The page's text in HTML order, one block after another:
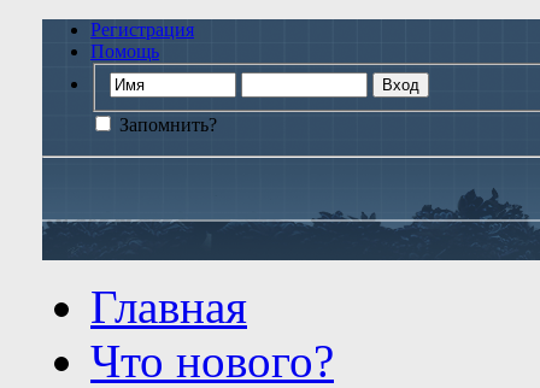
Регистрация
Помощь
Запомнить?
Главная
Что нового?